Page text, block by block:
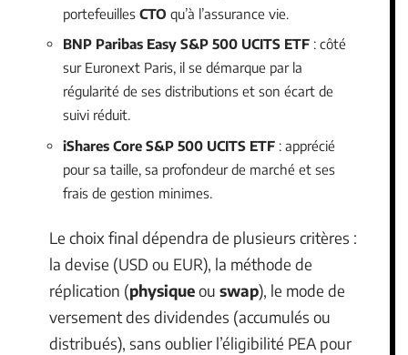
portefeuilles CTO qu’à l’assurance vie.
BNP Paribas Easy S&P 500 UCITS ETF : côté
sur Euronext Paris, il se démarque par la
régularité de ses distributions et son écart de
suivi réduit.
iShares Core S&P 500 UCITS ETF : apprécié
pour sa taille, sa profondeur de marché et ses
frais de gestion minimes.
Le choix final dépendra de plusieurs critères :
la devise (USD ou EUR), la méthode de
réplication (physiqueou swap), le mode de
versement des dividendes (accumulés ou
distribués), sans oublier l’éligibilité PEA pour